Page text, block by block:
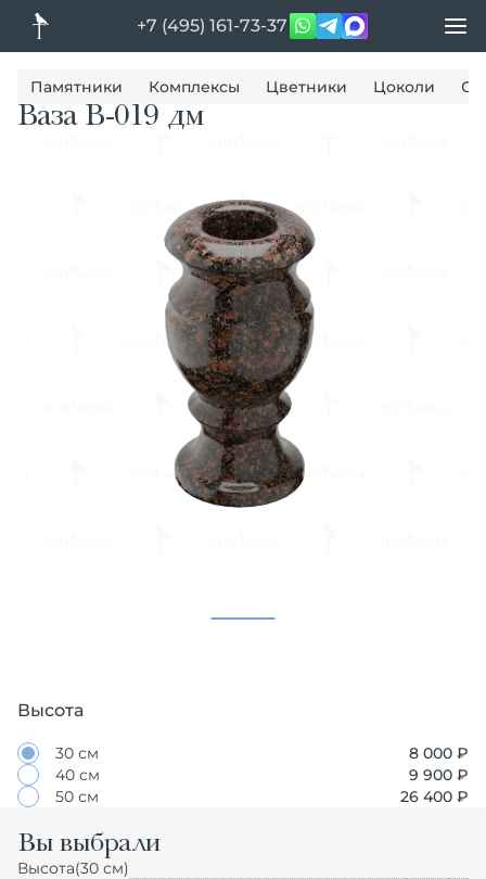
+7 (495) 161-73-37
Памятники Комплексы Цветники Цоколи
Ваза В-019 дм
Высота
30 см 8 000 ₽
40 см
9 900 ₽
50 см
26 400 ₽
Вы выбрали
Высота(30 см)